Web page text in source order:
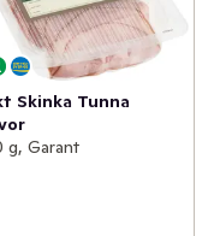
Skinka Tunna
g, Garant